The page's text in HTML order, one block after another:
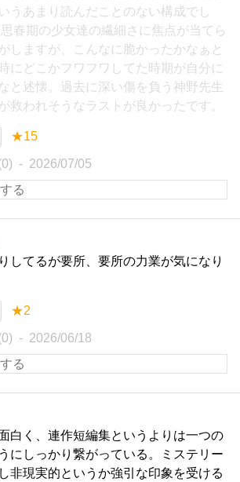
うあまり読んだことのない構成でし
春期の少女達の繊細さに焦点が当てら
しますが、こんなに脆かったかなぁと
にどこかフワフワしてた時期が自分に
と述懐。過去に深い傷を負う神野先生
救われそうなラストが良かったです。
★15
2026/07/05
してるが要所、要所の力業が気になり
★2
2026/06/18
白く、連作短編集というよりは一つの
にしっかり繋がっている。ミステリー
非現実的というか強引な印象を受ける